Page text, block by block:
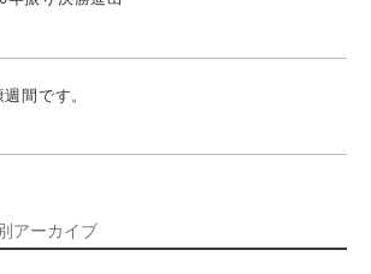
間です。
アーカイブ